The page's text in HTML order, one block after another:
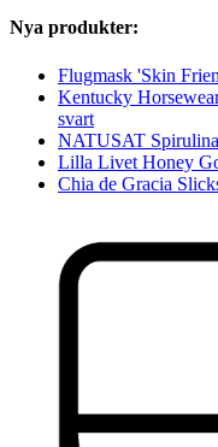
Nya produkter:
Flugmask 'Skin
Kentucky
svart
NATUSAT Spirulina
Lilla Livet Honey
Chia de Gracia